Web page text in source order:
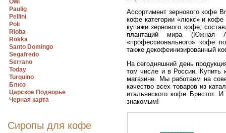
Owl
Paulig
Pellini
Poli
Rioba
Rokka
Santo Domingo
Segafredo
Serrano
Today
Turquino
Блюз
Царское Подворье
Черная карта
Сиропы для кофе
Ассортимент зернового кофе
кофе категории «люкс» и
купажи зернового кофе,
плантаций мира (Южная
«профессионального» кофе
также декофеинизированный
На сегодняшний день
том числе и в России.
магазине. Мы работаем на
качество всех товаров из
итальянского кофе Бристот.
знакомым!